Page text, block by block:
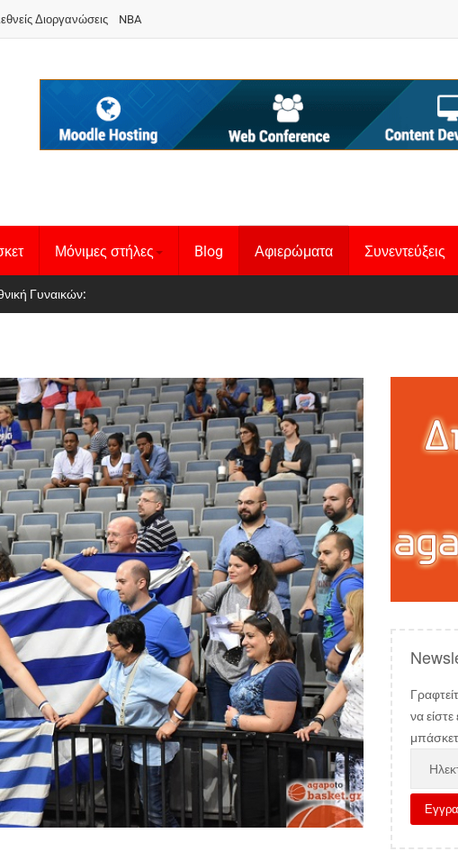
Διοργανώσεις NBA
Μόνιμες στήλες Blog Αφιερώματα Συνεντεύξεις
Basketball League 1
Γυναικών:
να
μπάσκετ